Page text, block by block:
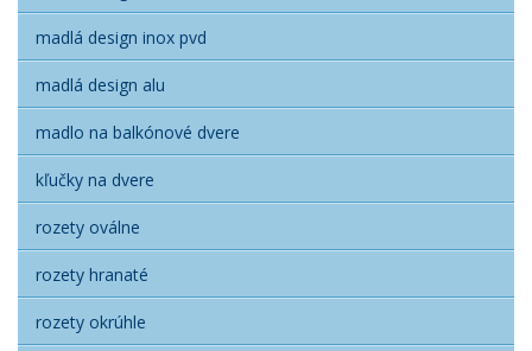
madlá design inox pvd
madlá design alu
madlo na balkónové dvere
kľučky na dvere
rozety oválne
rozety hranaté
rozety okrúhle